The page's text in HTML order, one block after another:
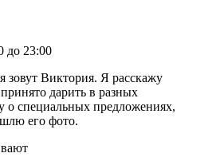
до 23:00
зовут Виктория. Я расскажу
дарить в разных
о специальных предложениях,
его фото.
— честность, преданность,
любовь. Герберы — улыбки, радость,
Гортензии — скромность,
и ровные отношения. Ирисы —
верность и надежда на теплые
достоинств другого человека и
искренние отношения и
Нарциссы — восхищение и признание
— утонченность и нежные чувства.
и счастье в доме. Подсолнухи —